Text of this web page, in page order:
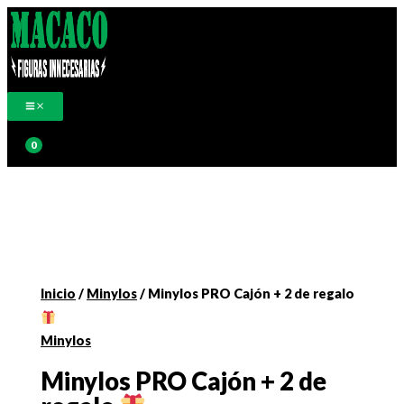
Ir
al
contenido
Inicio / Minylos/ Minylos PRO Cajón + 2 de regalo
Minylos
Minylos PRO Cajón + 2 de